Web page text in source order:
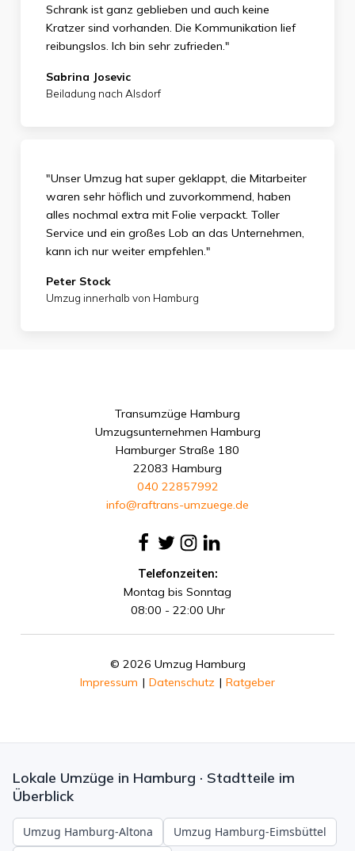
Schrank ist ganz geblieben und auch keine
Kratzer sind vorhanden. Die Kommunikation lief
reibungslos. Ich bin sehr zufrieden."
Sabrina Josevic
Beiladung nach Alsdorf
"Unser Umzug hat super geklappt, die Mitarbeiter
waren sehr höflich und zuvorkommend, haben
alles nochmal extra mit Folie verpackt. Toller
Service und ein großes Lob an das Unternehmen,
kann ich nur weiter empfehlen."
Peter Stock
Umzug innerhalb von Hamburg
Transumzüge Hamburg
Umzugsunternehmen Hamburg
Hamburger Straße 180
22083 Hamburg
040 22857992
info@raftrans-umzuege.de
Telefonzeiten:
Montag bis Sonntag
08:00 - 22:00 Uhr
© 2026 Umzug Hamburg
Impressum | Datenschutz | Ratgeber
Lokale Umzüge in Hamburg · Stadtteile im
Überblick
Umzug Hamburg-Altona Umzug Hamburg-Eimsbüttel